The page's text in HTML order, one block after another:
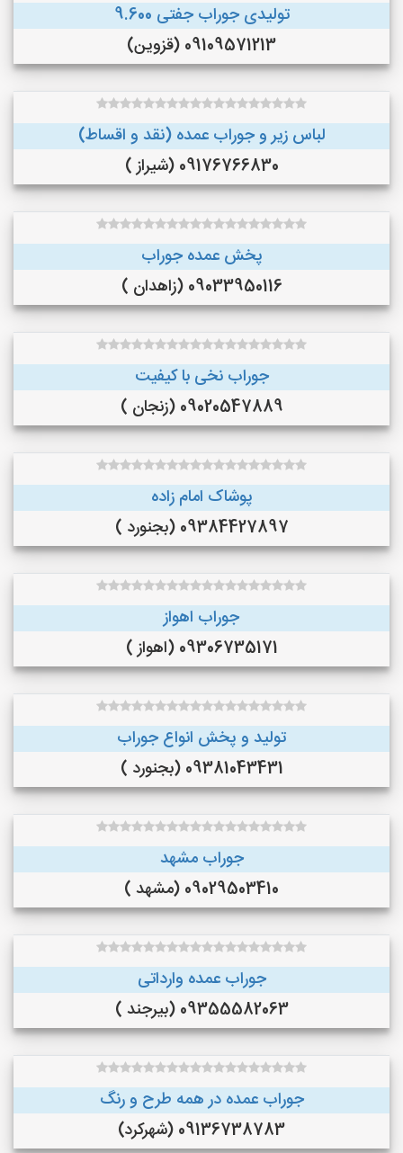
تولیدی جوراب جفتی 9.600
09109571213 (قزوین)
لباس زیر و جوراب عمده (نقد و اقساط)
09176766830 (شیراز )
پخش عمده جوراب
09033950116 (زاهدان )
جوراب نخی با کیفیت
09020547889 (زنجان )
پوشاک امام زاده
09384427897 (بجنورد )
جوراب اهواز
09306735171 (اهواز )
تولید و پخش انواع جوراب
09381043431 (بجنورد )
جوراب مشهد
09029503410 (مشهد )
جوراب عمده وارداتی
09355582063 (بیرجند )
جوراب عمده در همه طرح و رنگ
09136738783 (شهرکرد)